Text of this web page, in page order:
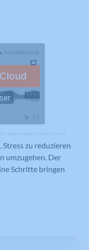
zu reduzieren
umzugehen. Der
Schritte bringen